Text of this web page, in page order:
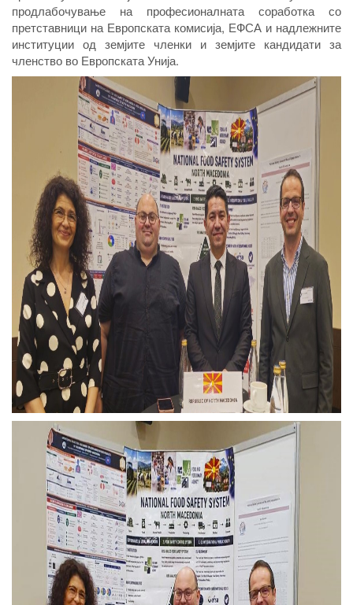
продлабочување на професионалната соработка со
претставници на Европската комисија, ЕФСА и надлежните
институции од земјите членки и земјите кандидати за
членство во Европската Унија.